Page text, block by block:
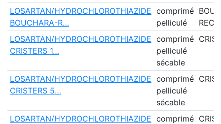
LOSARTAN/HYDROCHLOROTHIAZIDE
BOUCHARA-R…
comprimé
pelliculé
LOSARTAN/HYDROCHLOROTHIAZIDE
CRISTERS 1…
comprimé
pelliculé
sécable
LOSARTAN/HYDROCHLOROTHIAZIDE
CRISTERS 5…
comprimé
pelliculé
sécable
LOSARTAN/HYDROCHLOROTHIAZIDE comprimé